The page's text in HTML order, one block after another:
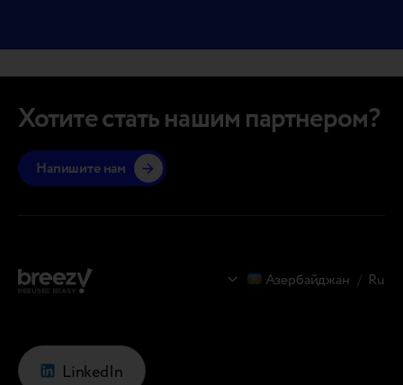
Азербайджан / Ru
Хотите стать нашим партнером?
Напишите нам
LinkedIn